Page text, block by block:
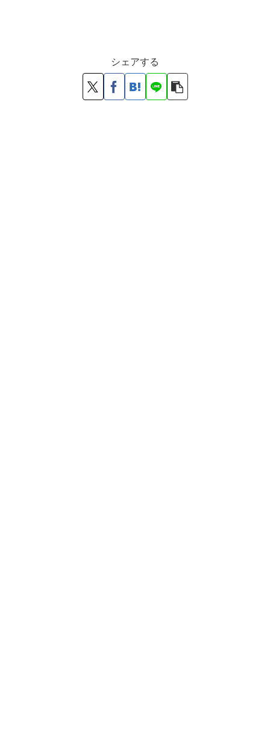
シェアする